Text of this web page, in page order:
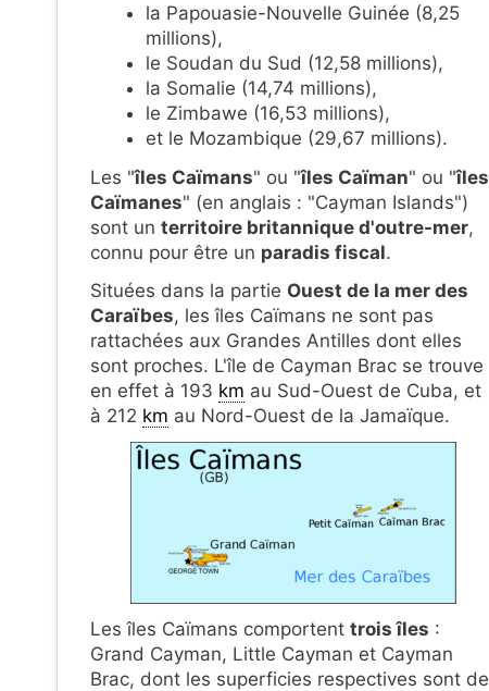
la Papouasie-Nouvelle Guinée (8,25
millions),
le Soudan du Sud (12,58 millions),
la Somalie (14,74 millions),
le Zimbawe (16,53 millions),
et le Mozambique (29,67 millions).
Les "îles Caïmans" ou "îles Caïman" ou "îles
Caïmanes" (en anglais : "Cayman Islands")
sont un territoire britannique d'outre-mer,
connu pour être un paradis fiscal.
Situées dans la partie Ouest de la mer des
Caraïbes, les îles Caïmans ne sont pas
rattachées aux Grandes Antilles dont elles
sont proches. L'île de Cayman Brac se trouve
en effet à 193 km au Sud-Ouest de Cuba, et
à 212 km au Nord-Ouest de la Jamaïque.
Les îles Caïmans comportent trois îles :
Grand Cayman, Little Cayman et Cayman
Brac, dont les superficies respectives sont de